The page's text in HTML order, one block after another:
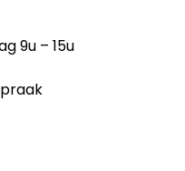
9u – 15u